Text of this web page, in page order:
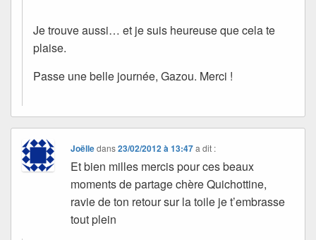
Je trouve aussi… et je suis heureuse que cela te
plaise.
Passe une belle journée, Gazou. Merci !
Joëlledans23/02/2012 à 13:47 a dit :
Et bien milles mercis pour ces beaux
moments de partage chère Quichottine,
ravie de ton retour sur la toile je t’embrasse
tout plein